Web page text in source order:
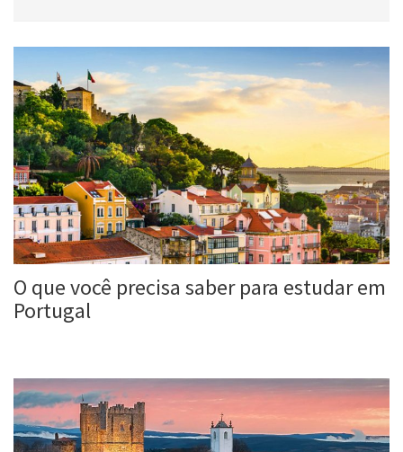
O que você precisa saber para estudar em
Portugal